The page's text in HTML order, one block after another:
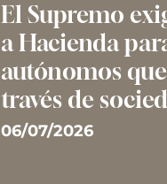
El Supremo
a Hacienda
autónomos
través de
06/07/2026